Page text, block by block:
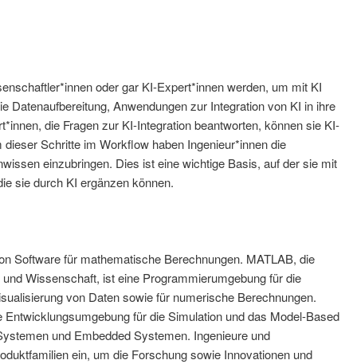
oder gar KI-Expert*innen werden, um mit KI
Datenaufbereitung, Anwendungen zur Integration von KI in ihre
die Fragen zur KI-Integration beantworten, können sie KI-
Schritte im Workflow haben Ingenieur*innen die
einzubringen. Dies ist eine wichtige Basis, auf der sie mit
sie durch KI ergänzen können.
Software für mathematische Berechnungen. MATLAB, die
Wissenschaft, ist eine Programmierumgebung für die
von Daten sowie für numerische Berechnungen.
für die Simulation und das Model-Based
und Embedded Systemen. Ingenieure und
ein, um die Forschung sowie Innovationen und